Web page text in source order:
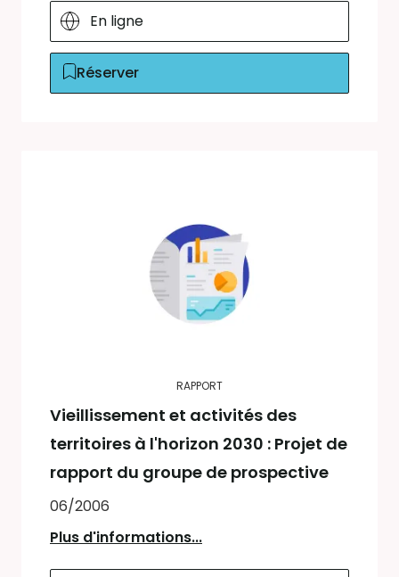
En ligne
Réserver
RAPPORT
Vieillissement et activités des
territoires à l'horizon 2030 : Projet de
rapport du groupe de prospective
06/2006
Plus d'informations...